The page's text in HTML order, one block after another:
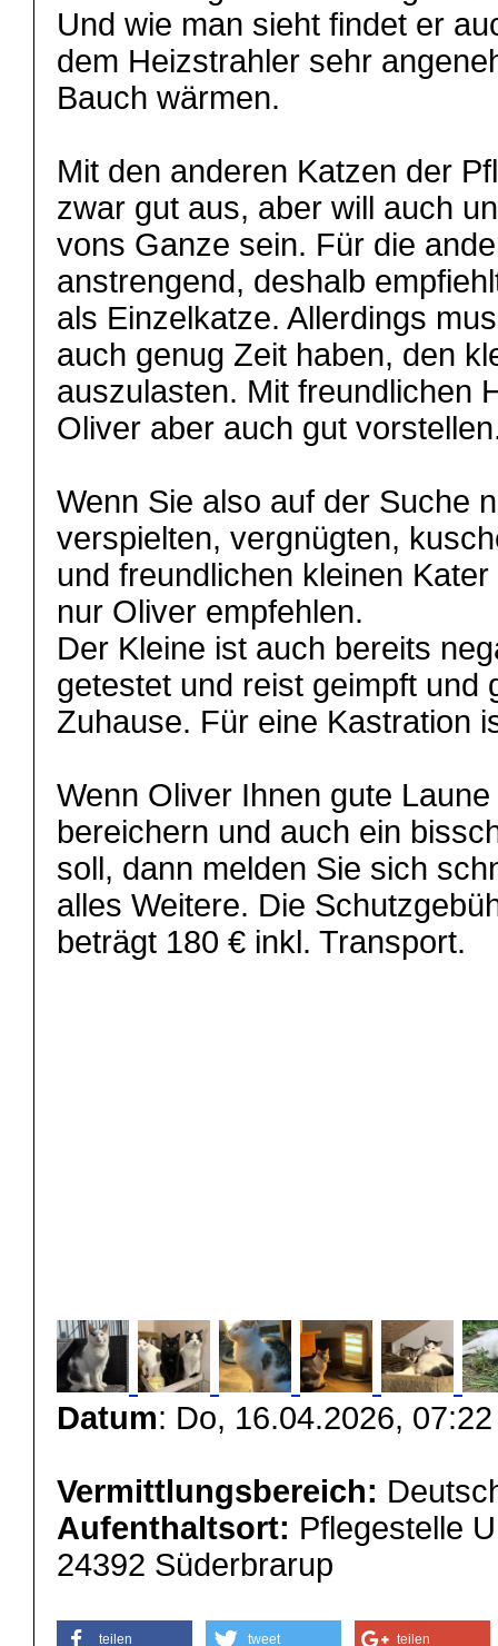
Und wie man sieht findet er
dem Heizstrahler sehr
Bauch wärmen.
Mit den anderen Katzen der
zwar gut aus, aber will auch
vons Ganze sein. Für die
anstrengend, deshalb
als Einzelkatze. Allerdings
auch genug Zeit haben, den
auszulasten. Mit freundlichen
Oliver aber auch gut
Wenn Sie also auf der Suche
verspielten, vergnügten,
und freundlichen kleinen
nur Oliver empfehlen.
Der Kleine ist auch bereits
getestet und reist geimpft und
Zuhause. Für eine Kastration
Wenn Oliver Ihnen gute
bereichern und auch ein
soll, dann melden Sie sich
alles Weitere. Die
beträgt 180 € inkl. Transport.
Datum: Do, 16.04.2026,
Vermittlungsbereich:
Aufenthaltsort: Pflegestelle
24392 Süderbrarup
teilen tweet teilen